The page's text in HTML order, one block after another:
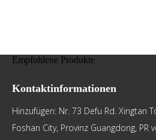
Empfohlene Produkte
Kontaktinformationen
Hinzufügen: Nr. 73 Defu Rd. Xingtan
Foshan City, Provinz Guangdong, PR